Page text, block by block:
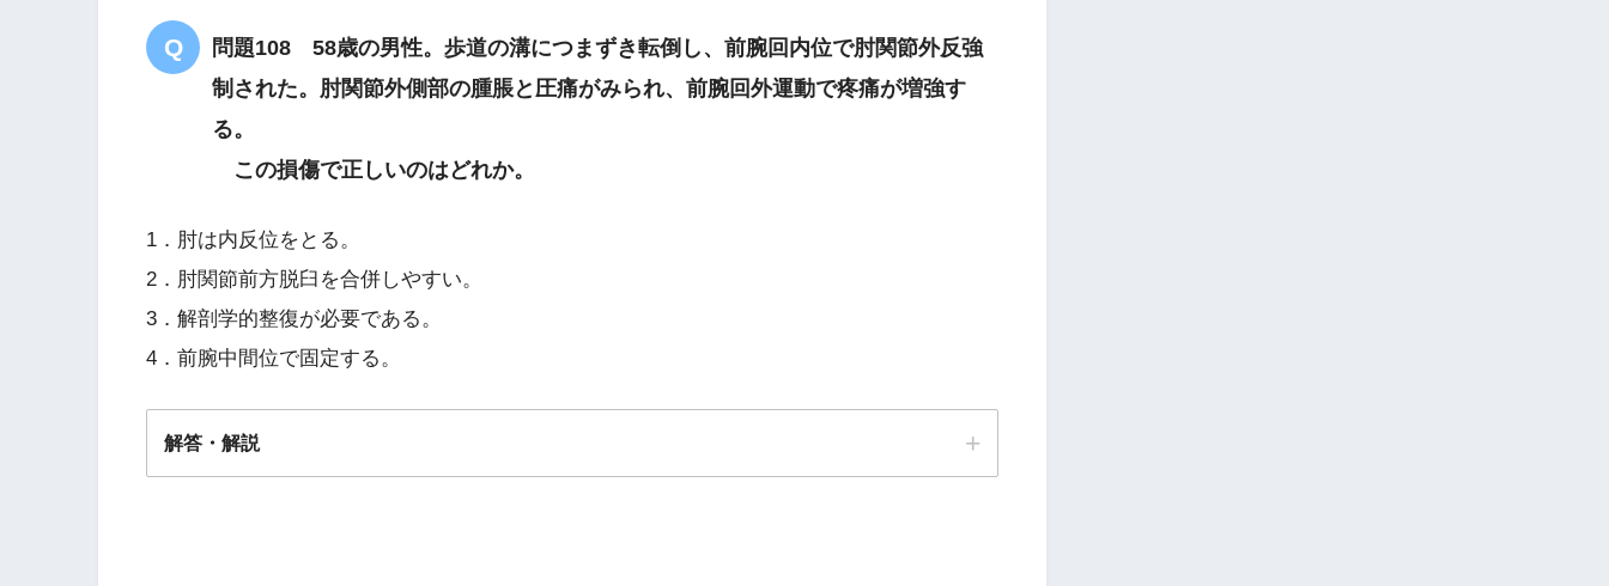
ヒューター三角に乱れはない
問題108 58歳の男性。歩道の溝につまずき転倒し、前腕回内位で肘関節外反強
制された。肘関節外側部の腫脹と圧痛がみられ、前腕回外運動で疼痛が増強す
る。
この損傷で正しいのはどれか。
1．肘は内反位をとる。
2．肘関節前方脱臼を合併しやすい。
3．解剖学的整復が必要である。
4．前腕中間位で固定する。
解答・解説